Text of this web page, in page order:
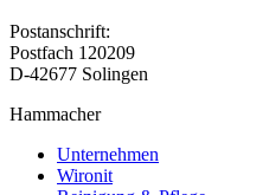
Postanschrift:
Postfach 120209
D-42677 Solingen
Hammacher
Unternehmen
Wironit